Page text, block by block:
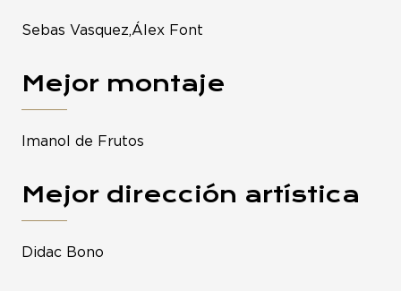
Sebas Vasquez,Álex Font
Mejor montaje
Imanol de Frutos
Mejor dirección artística
Didac Bono